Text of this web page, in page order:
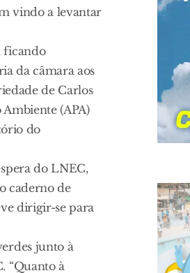
vindo a levantar
ficando
da câmara aos
de Carlos
(APA)
do
do LNEC,
caderno de
dirigir-se para
junto à
“Quanto à